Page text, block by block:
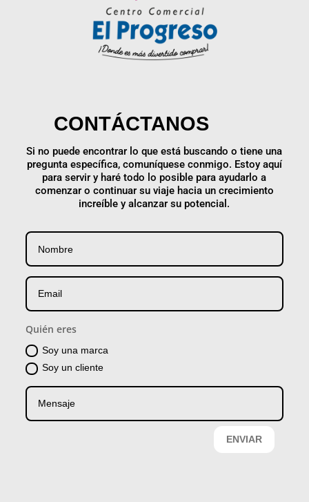
CONTÁCTANOS
Si no puede encontrar lo que está buscando o tiene una
pregunta específica, comuníquese conmigo. Estoy aquí
para servir y haré todo lo posible para ayudarlo a
comenzar o continuar su viaje hacia un crecimiento
increíble y alcanzar su potencial.
Quién eres
Soy una marca
Soy un cliente
ENVIAR